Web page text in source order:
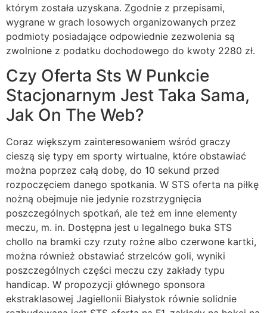
którym została uzyskana. Zgodnie z przepisami,
wygrane w grach losowych organizowanych przez
podmioty posiadające odpowiednie zezwolenia są
zwolnione z podatku dochodowego do kwoty 2280 zł.
Czy Oferta Sts W Punkcie
Stacjonarnym Jest Taka Sama,
Jak On The Web?
Coraz większym zainteresowaniem wśród graczy
cieszą się typy em sporty wirtualne, które obstawiać
można poprzez całą dobę, do 10 sekund przed
rozpoczęciem danego spotkania. W STS oferta na piłkę
nożną obejmuje nie jedynie rozstrzygnięcia
poszczególnych spotkań, ale też em inne elementy
meczu, m. in. Dostępna jest u legalnego buka STS
chollo na bramki czy rzuty rożne albo czerwone kartki,
można również obstawiać strzelców goli, wyniki
poszczególnych części meczu czy zakłady typu
handicap. W propozycji głównego sponsora
ekstraklasowej Jagiellonii Białystok równie solidnie